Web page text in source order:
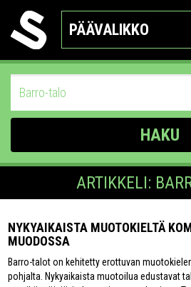
PÄÄVALIKKO
HAKU
ARTIKKELI:
NYKYAIKAISTA MUOTOKIELTÄ
MUODOSSA
Barro-talot on kehitetty erottuvan
pohjalta. Nykyaikaista muotoilua edustavat